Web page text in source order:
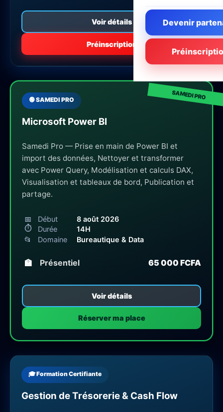
Devenir
Voir détails
Préinscription
🟢 SAMEDI PRO
Microsoft Power BI
Samedi Pro — Prise en main de Power BI et
import des données, Nettoyer et transformer
avec Power Query, Modélisation et calculs DAX,
Visualisation et tableaux de bord, Publication et
partage.
📅 Début
8 août 2026
⏱
Durée
14H
📂
Domaine Bureautique & Data
🏫 Présentiel 65 000 FCFA
Voir détails
Réserver ma place
🎓 Formation Certifiante
Gestion de Trésorerie & Cash Flow